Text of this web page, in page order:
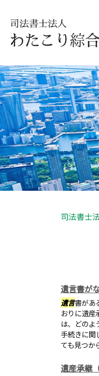
司法書士
遺言書が
遺言書があ
おりに遺産
は、どのよ
手続きに関
ても見つか
遺産承継